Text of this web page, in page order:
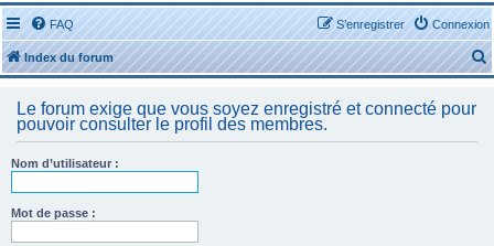
FAQ Connexion
S’enregistrer
Index du forum
e
Le forum exige que vous soyez enregistré et connecté pour
pouvoir consulter le profil des membres.
Nom d’utilisateur :
Mot de passe :